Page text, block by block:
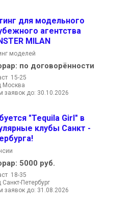
для модельного
агентства
MILAN
моделей
по договорённости
15-25
Москва
заявок до: 30.10.2026
"Tequila Girl" в
клубы Санкт -
5000 руб.
18-35
Санкт-Петербург
заявок до: 31.08.2026